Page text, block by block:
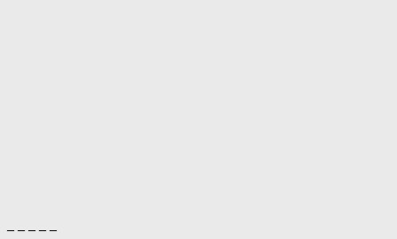
– – – – –